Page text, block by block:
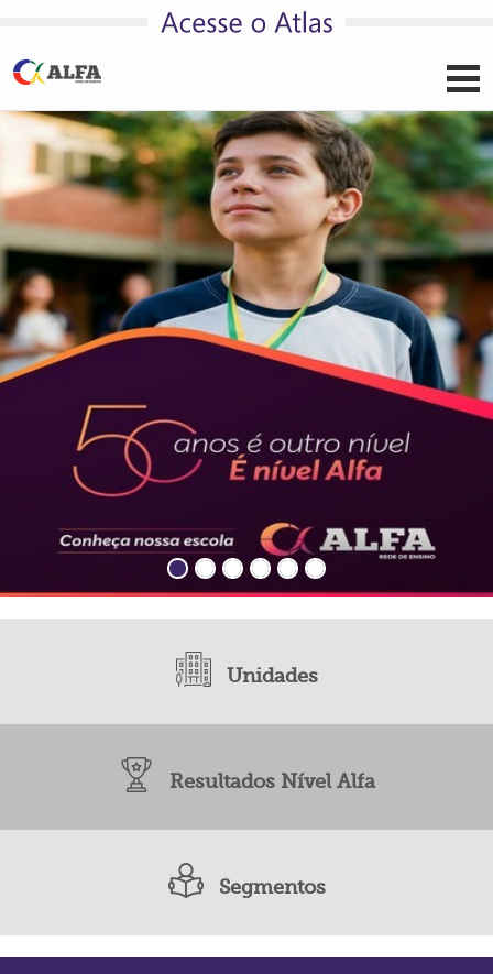
Pular para o conteúdo
Unidades
Resultados Nível Alfa
Segmentos